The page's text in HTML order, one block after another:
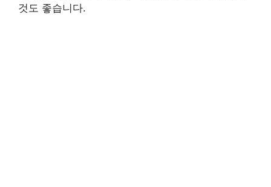
것도 좋습니다.